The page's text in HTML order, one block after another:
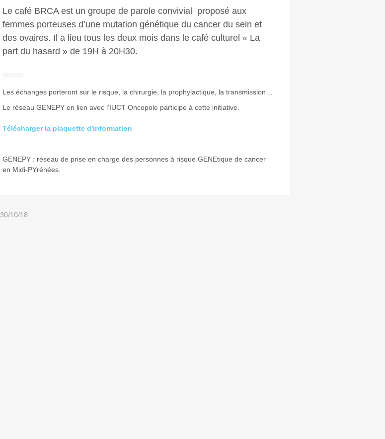
Le café BRCA est un groupe de parole convivial proposé aux
femmes porteuses d’une mutation génétique du cancer du sein et
des ovaires. Il a lieu tous les deux mois dans le café culturel « La
part du hasard » de 19H à 20H30.
Les échanges porteront sur le risque, la chirurgie, la prophylactique, la transmission…
Le réseau GENEPY en lien avec l’IUCT Oncopole participe à cette initiative.
Télécharger la plaquette d'information
GENEPY : réseau de prise en charge des personnes à risque GENEtique de cancer
en Midi-PYrénées.
30/10/18